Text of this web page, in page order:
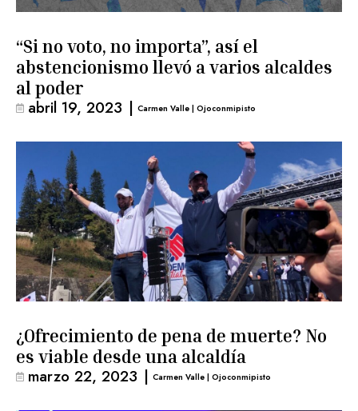
“Si no voto, no importa”, así el
abstencionismo llevó a varios alcaldes
al poder
abril 19, 2023 | Carmen Valle | Ojoconmipisto
¿Ofrecimiento de pena de muerte? No
es viable desde una alcaldía
marzo 22, 2023 | Carmen Valle | Ojoconmipisto